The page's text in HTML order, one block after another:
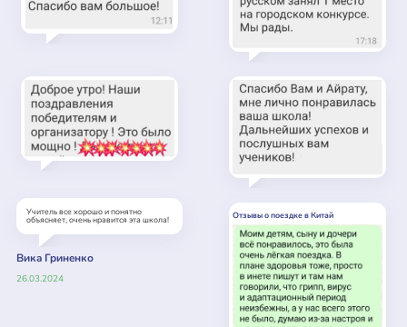
Учитель все хорошо и понятно
объясняет, очень нравится эта школа!
Вика Гриненко
26.03.2024
Отзывы о поездке в Китай